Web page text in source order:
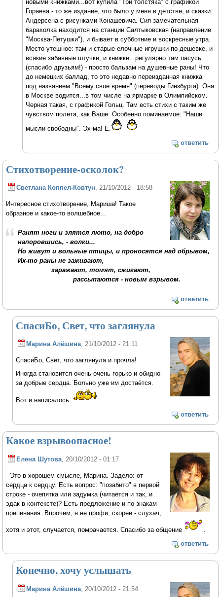
новыми книжками...вот купила "Три толстяка" с графикой
Горяева - то же издание, что было у меня в детстве, и сказки
Андерсена с рисунками Конашевича. Сия замечательная
барахолка находится на станции Салтыковская (направление
"Москва-Петушки"), и бывает в субботние и воскресные утра.
Место утешное: там и старые елочные игрушки по дешевке, и
всякие забавные штучки, и книжки...регулярно там пасусь
(спасибо друзьям!) - просто бальзам на душевные раны! Что
до немецких баллад, то это недавно переизданная книжка
под названием "Всему свое время" (переводы Гинзбурга). Она
в Москве водится...в том числе на ярмарке в Олимпийском.
Черная такая, с графикой Гольц. Там есть стихи с таким же
чувством полета, как Ваше. Особенно поминаемое: "Наши
мысли свободны". Эх-ма! Е.
ответить
Стихотворение-осколок?
Светлана Коппел-Ковтун, 21/10/2012 - 18:58
Интересное стихотворение, Мариша! Такое
образное и какое-то волшебное...
Ранят ноги и злятся люто, на добро
напоровшись, - волки...
Но живут и вольные птицы, и проносятся над обрывом,
Их-то раны не заживают,
заражают, томят, сжигают,
рассыпаются - новым взрывом.
ответить
СпасиБо, Свет, что заглянула
Марина Алёшина, 21/10/2012 - 21:11
СпасиБо, Свет, что заглянула и прочла!
Иногда становится очень-очень горько и обидно
за добрые сердца. Больно уже им достаётся.
Вот и написалось
ответить
Какое взрывоопасное!
Елена Шутова , 20/10/2012 - 01:17
Это в хорошем смысле, Марина. Задело: от
сердца к сердцу. Есть вопрос: "позабито" в первой
строке - очепятка или задумка (читается и так, и
эдак в контексте)? Есть предложение и по знакам
препинания. Впрочем, я не профи, скорее - слухач,
хотя и этот, случается, помрачается. Спасибо за общение
ответить
Конечно, хочу услышать
Марина Алёшина , 20/10/2012 - 21:54